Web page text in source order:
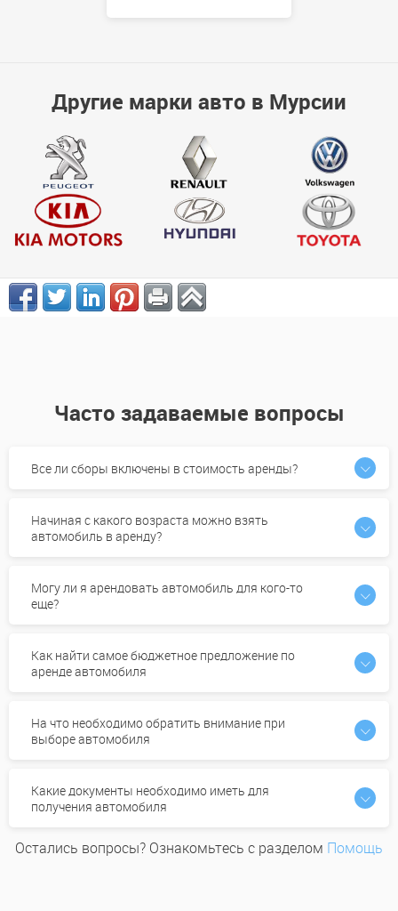
Другие марки авто в Мурсии
Часто задаваемые вопросы
Все ли сборы включены в стоимость аренды?
Начиная с какого возраста можно взять
автомобиль в аренду?
Могу ли я арендовать автомобиль для кого-то
еще?
Как найти самое бюджетное предложение по
аренде автомобиля
На что необходимо обратить внимание при
выборе автомобиля
Какие документы необходимо иметь для
получения автомобиля
Остались вопросы? Ознакомьтесь с разделом Помощь